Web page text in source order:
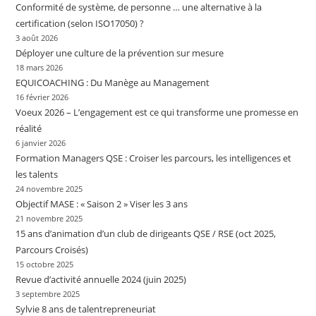
Conformité de système, de personne … une alternative à la
certification (selon ISO17050) ?
3 août 2026
Déployer une culture de la prévention sur mesure
18 mars 2026
EQUICOACHING : Du Manège au Management
16 février 2026
Voeux 2026 – L’engagement est ce qui transforme une promesse en
réalité
6 janvier 2026
Formation Managers QSE : Croiser les parcours, les intelligences et
les talents
24 novembre 2025
Objectif MASE : « Saison 2 » Viser les 3 ans
21 novembre 2025
15 ans d’animation d’un club de dirigeants QSE / RSE (oct 2025,
Parcours Croisés)
15 octobre 2025
Revue d’activité annuelle 2024 (juin 2025)
3 septembre 2025
Sylvie 8 ans de talentrepreneuriat